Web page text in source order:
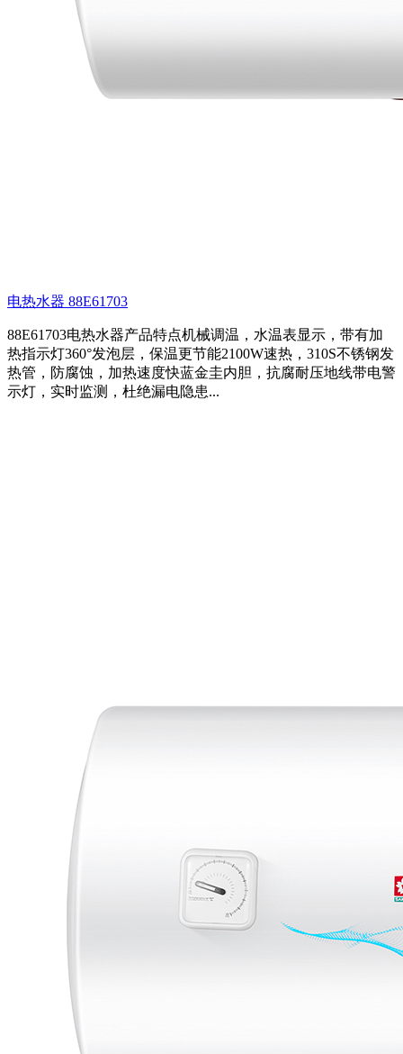
电热水器 88E61703
88E61703电热水器产品特点机械调温，水温表显示，带有加
热指示灯360°发泡层，保温更节能2100W速热，310S不锈钢发
热管，防腐蚀，加热速度快蓝金圭内胆，抗腐耐压地线带电警
示灯，实时监测，杜绝漏电隐患...